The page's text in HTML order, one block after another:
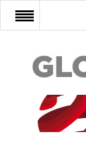
FŐOLDAL
AFRIKA